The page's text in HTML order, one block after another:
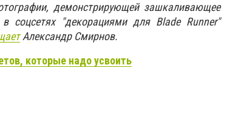
демонстрирующей зашкаливающее
соцсетях "декорациями для Blade Runner"
Александр Смирнов.
которые надо усвоить